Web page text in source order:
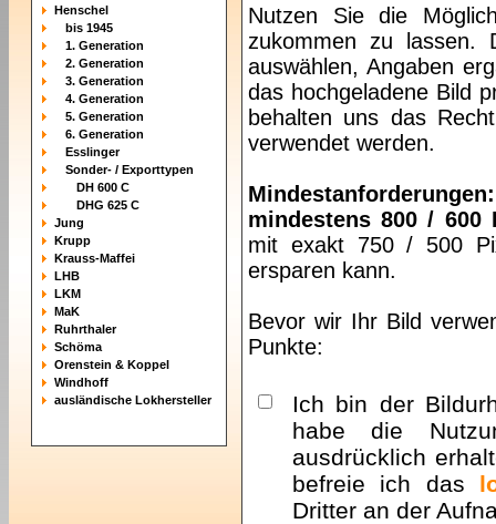
Henschel
bis 1945
1. Generation
2. Generation
3. Generation
4. Generation
5. Generation
6. Generation
Esslinger
Sonder- / Exporttypen
DH 600 C
DHG 625 C
Jung
Krupp
Krauss-Maffei
LHB
LKM
MaK
Ruhrthaler
Schöma
Orenstein & Koppel
Windhoff
ausländische Lokhersteller
Nutzen Sie die
zukommen zu lassen.
auswählen, Angaben
das hochgeladene Bild
behalten uns das
verwendet werden.
Mindestanforderungen:
mindestens 800 / 600
mit exakt 750 / 500
ersparen kann.
Bevor wir Ihr Bild
Punkte:
Ich bin der
habe die
ausdrücklich
befreie ich das
Dritter an der